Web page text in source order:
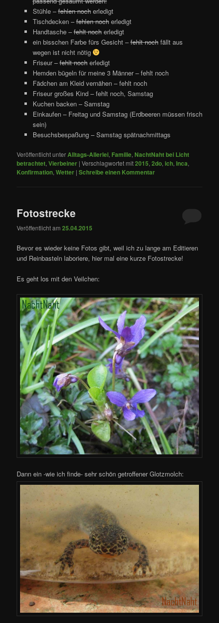
Stühle –fehlen nocherledigt
Tischdecken –fehlen nocherledigt
Handtasche –fehlt nocherledigt
ein bisschen Farbe fürs Gesicht –fehlt nochfällt aus
wegen ist nicht nötig
Friseur –fehlt nocherledigt
Hemden bügeln für meine 3 Männer – fehlt noch
Fädchen am Kleid vernähen – fehlt noch
Friseur großes Kind – fehlt noch, Samstag
Kuchen backen – Samstag
Einkaufen – Freitag und Samstag (Erdbeeren müssen frisch
sein)
Besuchsbespaßung – Samstag spätnachmittags
Veröffentlicht unterAlltags-Allerlei, Familie,NachtNaht bei Licht
betrachtet,Vierbeiner |Verschlagwortet mit2015,2do,ich,Inca,
Konfirmation,Wetter |Schreibe einen Kommentar
Fotostrecke
Veröffentlicht am25.04.2015
Bevor es wieder keine Fotos gibt, weil ich zu lange am Editieren
und Reinbasteln laboriere, hier mal eine kurze Fotostrecke!
Es geht los mit den Veilchen:
Dann ein -wie ich finde- sehr schön getroffener Glotzmolch: